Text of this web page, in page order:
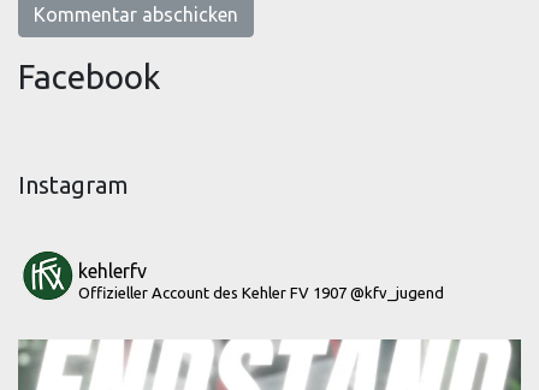
Facebook
Instagram
kehlerfv
Offizieller Account des Kehler FV 1907 @kfv_jugend